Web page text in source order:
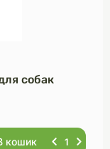
собак
кошик